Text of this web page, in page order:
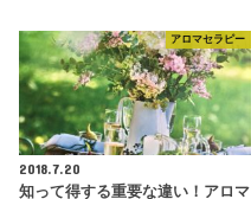
アロマセラピー
2018.7.20
知って得する重要な違い！アロマ